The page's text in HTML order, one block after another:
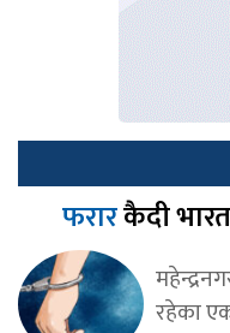
फरारकैदी
रहेका